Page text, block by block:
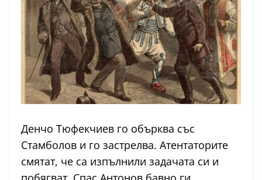
Денчо Тюфекчиев го обърква със
Стамболов и го застрелва. Атентаторите
смятат, че са изпълнили задачата си и